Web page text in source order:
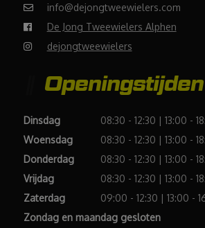
info@dejongtweewielers.com
De Jong Tweewielers Alphen
dejongtweewielers
Openingstijden
Dinsdag
08:30 - 12:30 | 13:00 -
Woensdag
08:30 - 12:30 | 13:00 -
Donderdag
08:30 - 12:30 | 13:00 -
Vrijdag
08:30 - 12:30 | 13:00 -
Zaterdag
09:00 - 12:30 | 13:00 -
Zondag en maandag gesloten